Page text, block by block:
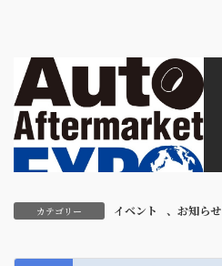
カテゴリー イベント 、 お知らせ